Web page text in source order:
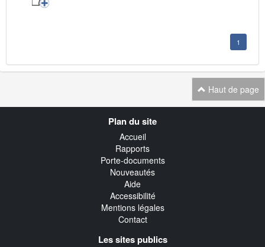
1
Haut de page
Plan du site
Accueil
Rapports
Porte-documents
Nouveautés
Aide
Accessibilité
Mentions légales
Contact
Les sites publics